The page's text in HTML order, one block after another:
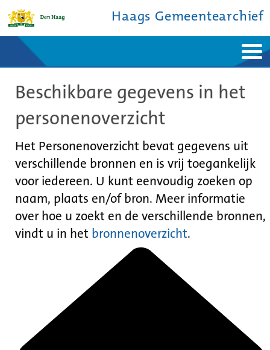
Haags Gemeentearchief
Ontdek de stad
De studiezaal
Bronnen en collecties
Contact
Beschikbare gegevens in het
personenoverzicht
Het Personenoverzicht bevat gegevens uit
verschillende bronnen en is vrij toegankelijk
voor iedereen. U kunt eenvoudig zoeken op
naam, plaats en/of bron. Meer informatie
over hoe u zoekt en de verschillende bronnen,
vindt u in het bronnenoverzicht.